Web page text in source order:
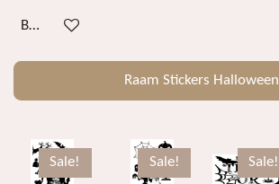
Bekijk details
Raam Stickers Halloween
Sale! Sale! Sale!